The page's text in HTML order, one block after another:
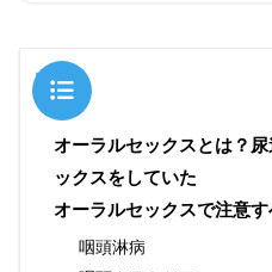
目次
オーラルセックスとは？
ックスをしていた
オーラルセックスで注意す
咽頭淋病